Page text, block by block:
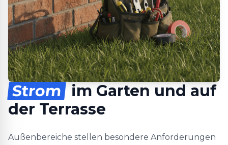
Strom
im Garten und auf
der Terrasse
Außenbereiche stellen besondere Anforderungen